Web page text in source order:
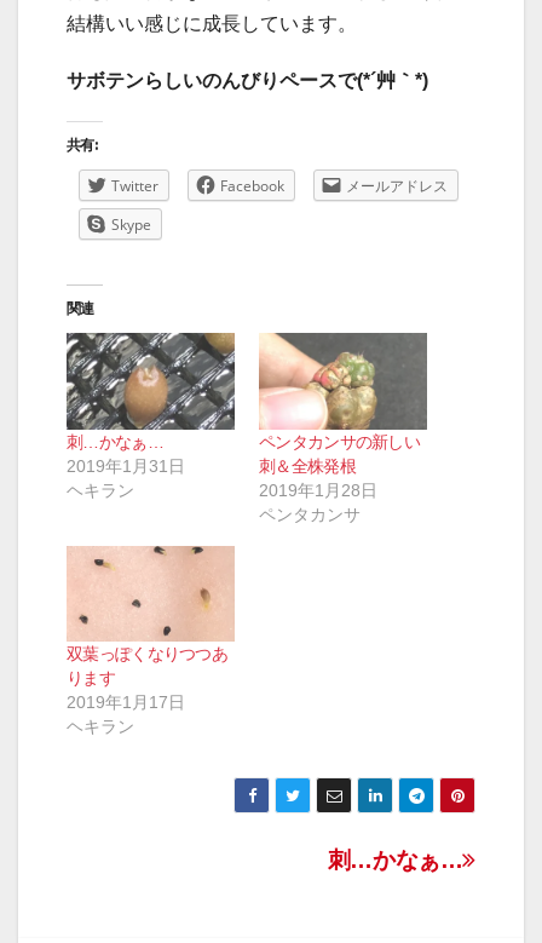
結構いい感じに成長しています。
サボテンらしいのんびりペースで(*´艸｀*)
共有:
Twitter Facebook
メールアドレス
Skype
関連
刺…かなぁ…
2019年1月31日
ヘキラン
ペンタカンサの新しい
刺＆全株発根
2019年1月28日
ペンタカンサ
双葉っぽくなりつつあ
ります
2019年1月17日
ヘキラン
刺…かなぁ…